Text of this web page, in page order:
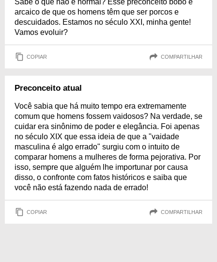
Sabe o que não é normal? Esse preconceito bobo e
arcaico de que os homens têm que ser porcos e
descuidados. Estamos no século XXI, minha gente!
Vamos evoluir?
COPIAR COMPARTILHAR
Preconceito atual
Você sabia que há muito tempo era extremamente
comum que homens fossem vaidosos? Na verdade, se
cuidar era sinônimo de poder e elegância. Foi apenas
no século XIX que essa ideia de que a "vaidade
masculina é algo errado" surgiu com o intuito de
comparar homens a mulheres de forma pejorativa. Por
isso, sempre que alguém lhe importunar por causa
disso, o confronte com fatos históricos e saiba que
você não está fazendo nada de errado!
COPIAR COMPARTILHAR